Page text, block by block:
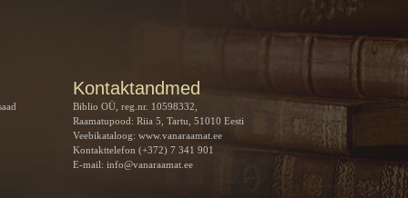
Kontaktandmed
Biblio OÜ, reg.nr. 10598332,
Raamatupood: Riia 5, Tartu, 51010 Eesti
Veebikataloog: www.vanaraamat.ee
Kontakttelefon (+372) 7 341 901
E-mail: info@vanaraamat.ee